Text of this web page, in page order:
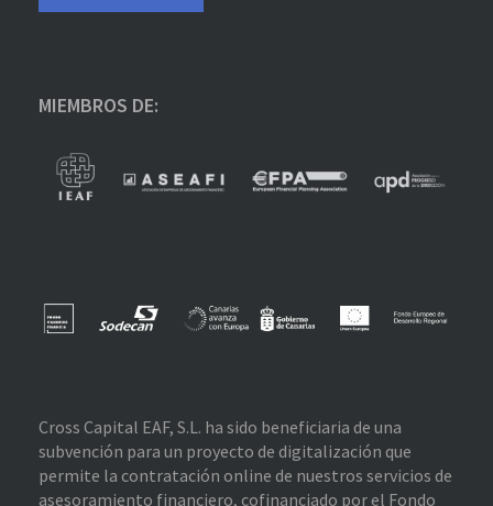
MIEMBROS DE:
Cross Capital EAF, S.L. ha sido beneficiaria de una
subvención para un proyecto de digitalización que
permite la contratación online de nuestros servicios de
asesoramiento financiero, cofinanciado por el Fondo